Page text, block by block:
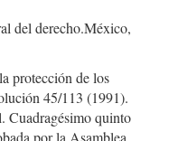
del derecho.México,
protección de los
45/113 (1991).
Cuadragésimo quinto
por la Asamblea